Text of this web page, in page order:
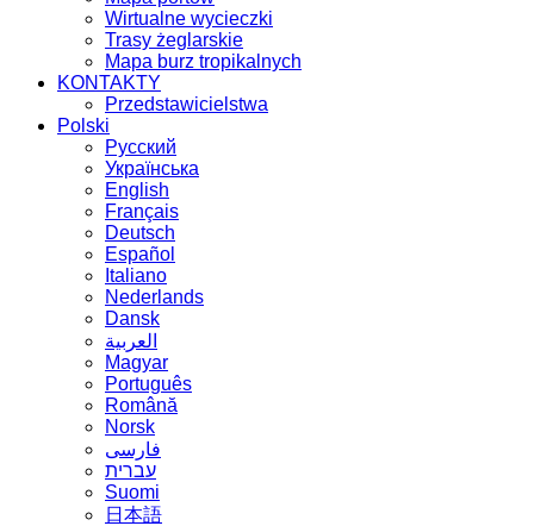
Wirtualne wycieczki
Trasy żeglarskie
Mapa burz tropikalnych
KONTAKTY
Przedstawicielstwa
Polski
Русский
Українська
English
Français
Deutsch
Español
Italiano
Nederlands
Dansk
العربية
Magyar
Português
Română
Norsk
فارسی
עברית
Suomi
日本語